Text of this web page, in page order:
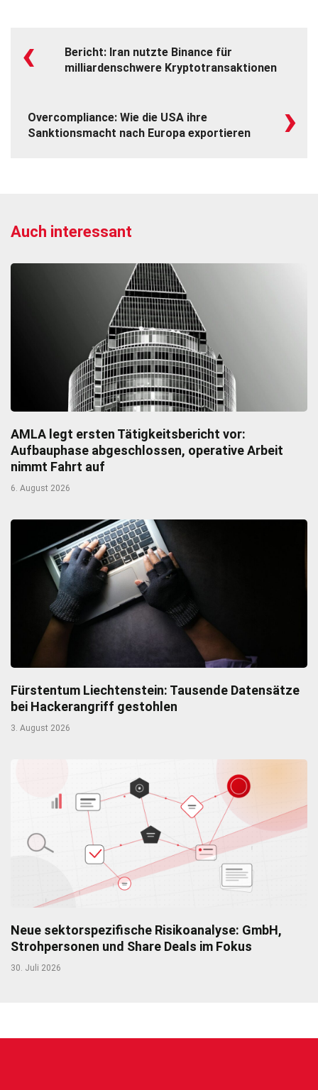
‹
Bericht: Iran nutzte Binance für
milliardenschwere Kryptotransaktionen
Overcompliance: Wie die USA ihre
Sanktionsmacht nach Europa exportieren
›
Auch interessant
AMLA legt ersten Tätigkeitsbericht vor:
Aufbauphase abgeschlossen, operative Arbeit
nimmt Fahrt auf
6. August 2026
Fürstentum Liechtenstein: Tausende Datensätze
bei Hackerangriff gestohlen
3. August 2026
Neue sektorspezifische Risikoanalyse: GmbH,
Strohpersonen und Share Deals im Fokus
30. Juli 2026